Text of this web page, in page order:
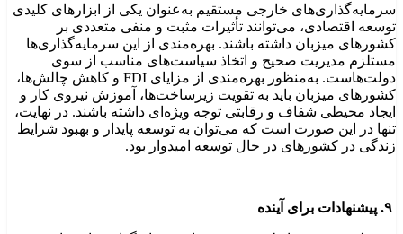
سرمایه‌گذاری‌های خارجی مستقیم به‌عنوان یکی از ابزارهای کلیدی
توسعه اقتصادی، می‌توانند تأثیرات مثبت و منفی متعددی بر
کشورهای میزبان داشته باشند. بهره‌مندی از این سرمایه‌گذاری‌ها
مستلزم مدیریت صحیح و اتخاذ سیاست‌های مناسب از سوی
دولت‌هاست. به‌منظور بهره‌مندی از مزایای FDI و کاهش چالش‌ها،
کشورهای میزبان باید به تقویت زیرساخت‌ها، آموزش نیروی کار و
ایجاد محیطی شفاف و رقابتی توجه ویژه‌ای داشته باشند. در نهایت،
تنها در این صورت است که می‌توان به توسعه پایدار و بهبود شرایط
زندگی در کشورهای در حال توسعه امیدوار بود.